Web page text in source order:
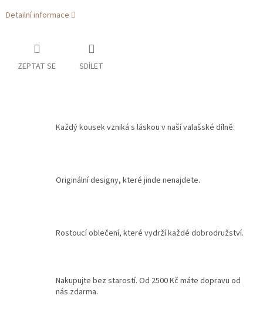
Detailní informace
ZEPTAT SE SDÍLET
Každý kousek vzniká s láskou v naší valašské dílně.
Originální designy, které jinde nenajdete.
Rostoucí oblečení, které vydrží každé dobrodružství.
Nakupujte bez starostí. Od 2500 Kč máte dopravu od
nás zdarma.